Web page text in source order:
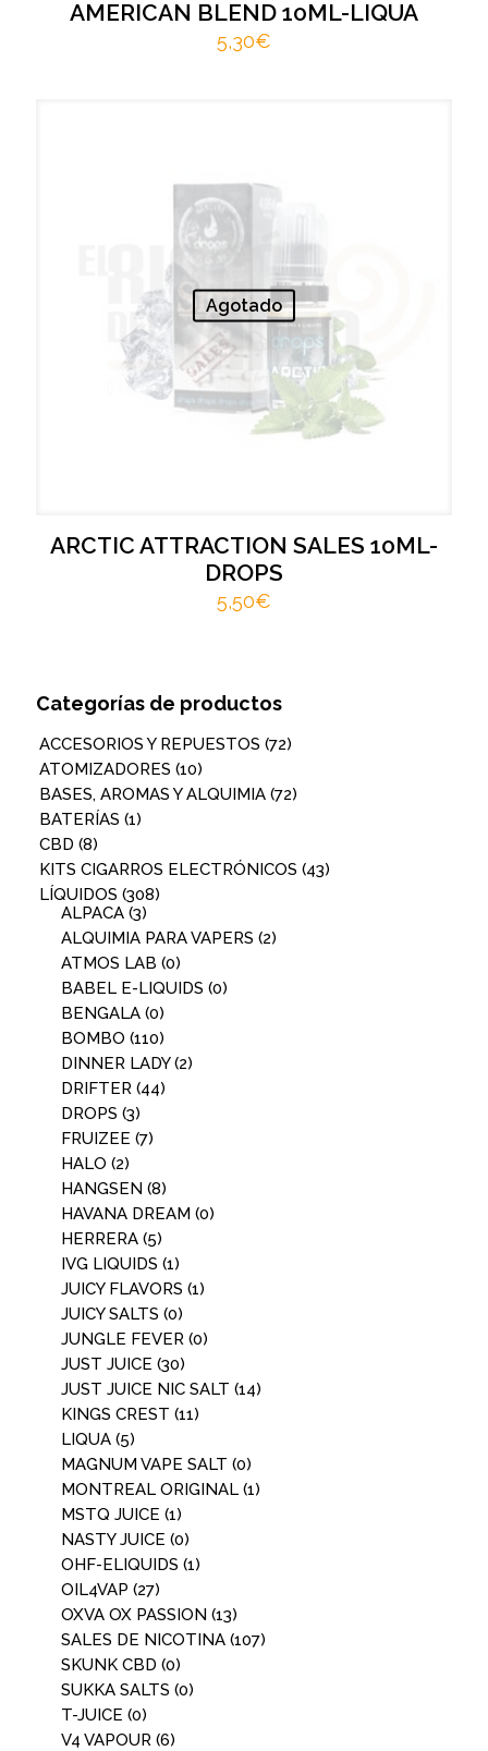
AMERICAN BLEND 10ML-LIQUA
5,30€
Agotado
ARCTIC ATTRACTION SALES 10ML-
DROPS
5,50€
Categorías de productos
ACCESORIOS Y REPUESTOS (72)
ATOMIZADORES (10)
BASES, AROMAS Y ALQUIMIA (72)
BATERÍAS (1)
CBD (8)
KITS CIGARROS ELECTRÓNICOS (43)
LÍQUIDOS (308)
ALPACA (3)
ALQUIMIA PARA VAPERS (2)
ATMOS LAB (0)
BABEL E-LIQUIDS (0)
BENGALA (0)
BOMBO (110)
DINNER LADY (2)
DRIFTER (44)
DROPS (3)
FRUIZEE (7)
HALO (2)
HANGSEN (8)
HAVANA DREAM (0)
HERRERA (5)
IVG LIQUIDS (1)
JUICY FLAVORS (1)
JUICY SALTS (0)
JUNGLE FEVER (0)
JUST JUICE (30)
JUST JUICE NIC SALT (14)
KINGS CREST (11)
LIQUA (5)
MAGNUM VAPE SALT (0)
MONTREAL ORIGINAL (1)
MSTQ JUICE (1)
NASTY JUICE (0)
OHF-ELIQUIDS (1)
OIL4VAP (27)
OXVA OX PASSION (13)
SALES DE NICOTINA (107)
SKUNK CBD (0)
SUKKA SALTS (0)
T-JUICE (0)
V4 VAPOUR (6)